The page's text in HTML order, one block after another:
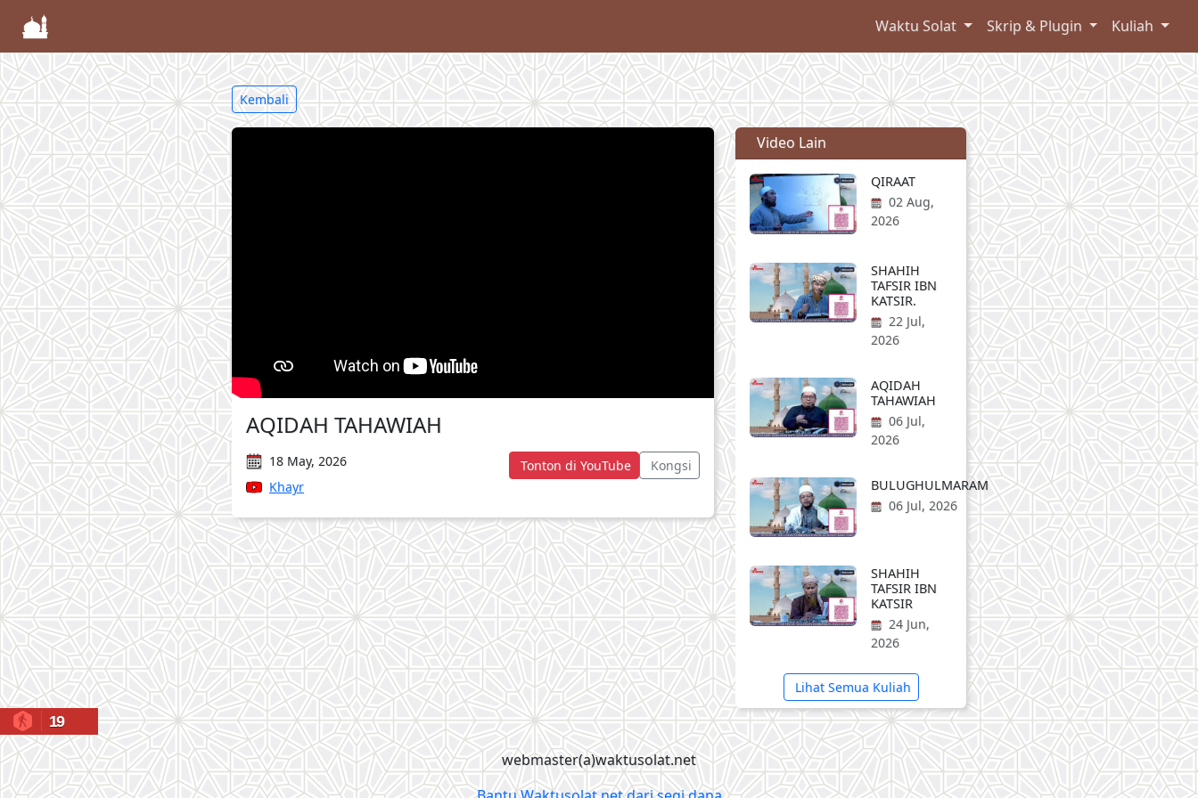
Waktu Solat Skrip & Plugin Kuliah
Kembali
AQIDAH TAHAWIAH
18 May, 2026
Khayr
Tonton di YouTube Kongsi
Video Lain
QIRAAT
02 Aug,
2026
SHAHIH
TAFSIR IBN
KATSIR.
22 Jul,
2026
AQIDAH
TAHAWIAH
06 Jul,
2026
BULUGHULMARAM
06 Jul, 2026
SHAHIH
TAFSIR IBN
KATSIR
24 Jun,
2026
Lihat Semua Kuliah
19
webmaster(a)waktusolat.net